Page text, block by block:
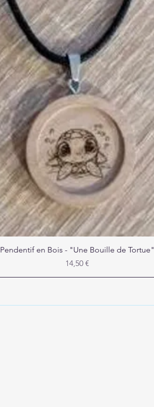
Aperçu rapide
Pendentif en Bois - "Une Bouille de Tortue"
Prix
14,50 €